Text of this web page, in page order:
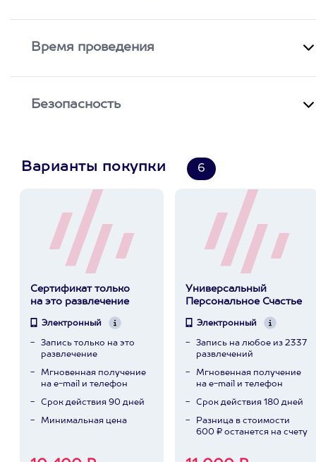
Время проведения
Безопасность
Варианты покупки 6
Сертификат только
на это развлечение
Электронный
Запись только на это
развлечение
Мгновенная получение
на e-mail и телефон
Срок действия 90 дней
Минимальная цена
Универсальный
Персональное Счастье
Электронный
Запись на любое из 2337
развлечений
Мгновенная получение
на e-mail и телефон
Срок действия 180 дней
Разница в стоимости
600 ₽ останется на счету